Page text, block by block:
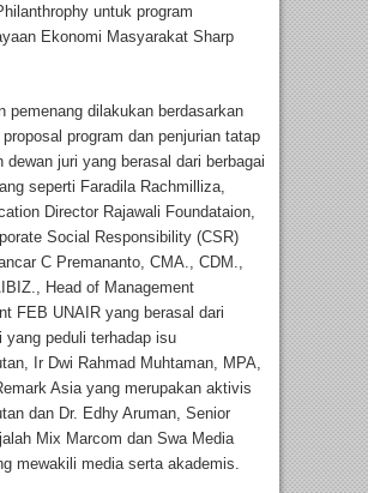
untuk program
Ekonomi Masyarakat Sharp
pemenang dilakukan berdasarkan
program dan penjurian tatap
dewan juri yang berasal dari berbagai
seperti Faradila Rachmilliza,
Director Rajawali Foundataion,
Social Responsibility (CSR)
C Premananto, CMA., CDM.,
Head of Management
FEB UNAIR yang berasal dari
yang peduli terhadap isu
Ir Dwi Rahmad Muhtaman, MPA,
Asia yang merupakan aktivis
dan Dr. Edhy Aruman, Senior
Mix Marcom dan Swa Media
mewakili media serta akademis.